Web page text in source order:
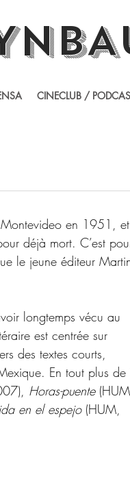
CINECLUB /
Montevideo en 1951, et
déjà mort. C’est
le jeune éditeur
longtemps vécu au
est centrée sur
des textes courts,
En tout plus
Horas-puente
en el espejo (HUM,